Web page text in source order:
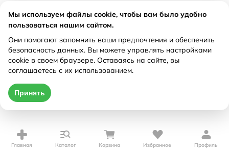
Главная Каталог Корзина Избранное Профиль
Мы используем файлы cookie, чтобы вам было удобно
пользоваться нашим сайтом.
Они помогают запомнить ваши предпочтения и обеспечить
безопасность данных. Вы можете управлять настройками
cookie в своем браузере. Оставаясь на сайте, вы
соглашаетесь с их использованием.
Принять